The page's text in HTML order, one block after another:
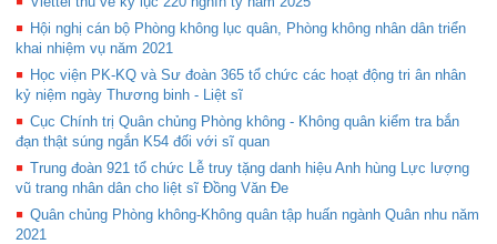
Hội nghị cán bộ Phòng không lục quân, Phòng không nhân dân triển
khai nhiệm vụ năm 2021
Học viện PK-KQ và Sư đoàn 365 tổ chức các hoạt động tri ân nhân
kỷ niệm ngày Thương binh - Liệt sĩ
Cục Chính trị Quân chủng Phòng không - Không quân kiểm tra bắn
đạn thật súng ngắn K54 đối với sĩ quan
Trung đoàn 921 tổ chức Lễ truy tặng danh hiệu Anh hùng Lực lượng
vũ trang nhân dân cho liệt sĩ Đồng Văn Đe
Quân chủng Phòng không-Không quân tập huấn ngành Quân nhu năm
2021